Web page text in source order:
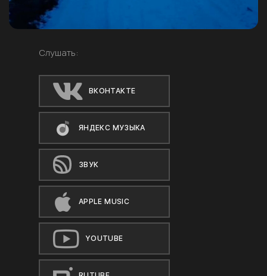
Слушать:
ВКОНТАКТЕ
ЯНДЕКС МУЗЫКА
ЗВУК
APPLE MUSIC
YOUTUBE